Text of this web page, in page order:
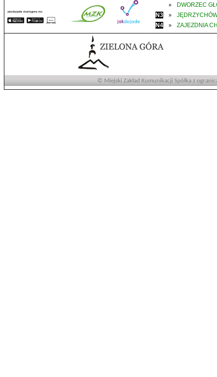
»
DWORZEC
N3
»
N4
» ZAJEZDNIA
© Miejski Zakład Komunikacji Spółka z